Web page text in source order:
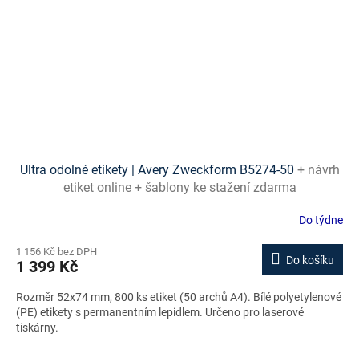
Ultra odolné etikety | Avery Zweckform B5274-50 + návrh
etiket online + šablony ke stažení zdarma
Do týdne
1 156 Kč bez DPH
1 399 Kč Do košíku
Rozměr 52x74 mm, 800 ks etiket (50 archů A4). Bílé polyetylenové
(PE) etikety s permanentním lepidlem. Určeno pro laserové
tiskárny.